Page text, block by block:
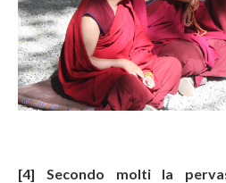
[4] Secondo molti la